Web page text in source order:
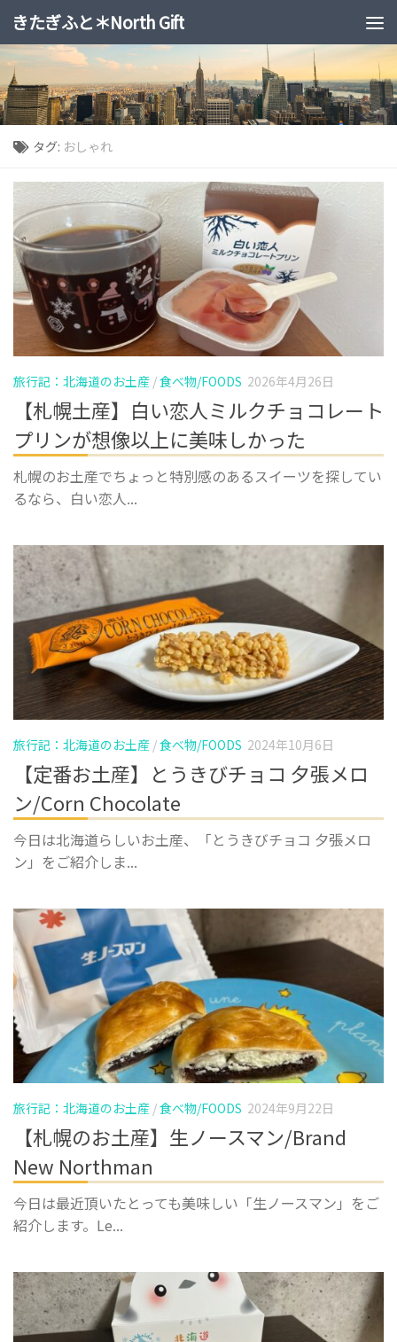
コンテンツへスキップ
きたぎふと＊North Gift
タグ: おしゃれ
旅行記：北海道のお土産 /食べ物/FOODS 2026年4月26日
【札幌土産】白い恋人ミルクチョコレート
プリンが想像以上に美味しかった
札幌のお土産でちょっと特別感のあるスイーツを探してい
るなら、白い恋人...
旅行記：北海道のお土産 /食べ物/FOODS 2024年10月6日
【定番お土産】とうきびチョコ 夕張メロ
ン/Corn Chocolate
今日は北海道らしいお土産、「とうきびチョコ 夕張メロ
ン」をご紹介しま...
旅行記：北海道のお土産 /食べ物/FOODS 2024年9月22日
【札幌のお土産】生ノースマン/Brand
New Northman
今日は最近頂いたとっても美味しい「生ノースマン」をご
紹介します。Le...